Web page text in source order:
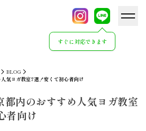
すぐに対応できます
BLOG
気ヨガ教室7選！安くて初心者向け
都内のおすすめ人気ヨガ教室
者向け